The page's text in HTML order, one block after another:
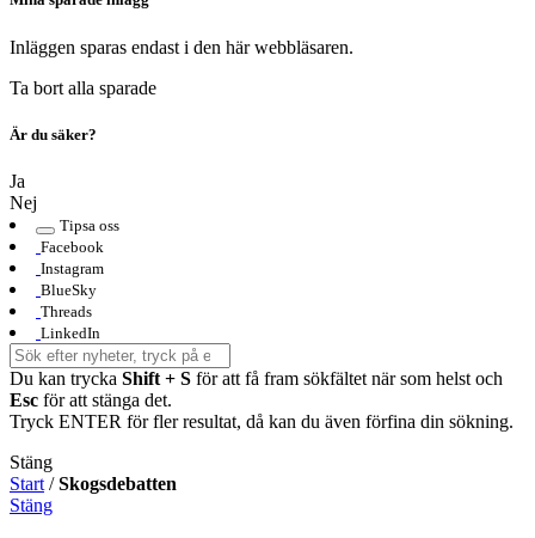
Inläggen sparas endast i den här webbläsaren.
Ta bort alla sparade
Är du säker?
Ja
Nej
Tipsa oss
Facebook
Instagram
BlueSky
Threads
LinkedIn
Du kan trycka Shift + S för att få fram sökfältet när som helst och
Esc för att stänga det.
Tryck ENTER för fler resultat, då kan du även förfina din sökning.
Stäng
Start /Skogsdebatten
Stäng